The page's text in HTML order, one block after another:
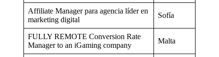
Affiliate Manager para agencia líder en
marketing digital
Sofía
FULLY REMOTE Conversion Rate
Manager to an iGaming company
Malta